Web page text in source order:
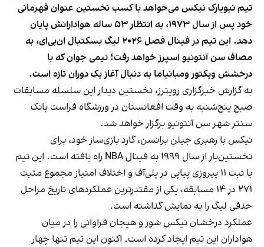
تیم نیویارک نیکس می‌خواهد با کسب نخستین عنوان قهرمانی
خود پس از سال ۱۹۷۳، به انتظار ۵۳ ساله هوادارانش پایان
دهد. این تیم در فینال فصل ۲۰۲۶ لیگ بسکتبال ان‌بی‌ای، به
مصاف سن آنتونیو اسپرز خواهد رفت؛ تیمی جوان که با
درخشش ویکتور ومبانیاما به دنبال آغاز یک دوران تازه است.
به گزارش خبرگزاری رویترز، نخستین دیدار این سلسله مسابقات
صبح پنج‌شنبه به وقت افغانستان در ورزشگاه فراست بانک
سنتر شهر سن آنتونیو برگزار خواهد شد.
نیکس با رهبری جیلن برانسن، گارد بازی‌ساز خود، برای
نخستین‌بار از سال ۱۹۹۹ به فینال NBA راه یافته است. این تیم
با ثبت ۱۱ پیروزی پیاپی در پلی‌آف و اختلاف امتیاز مجموع مثبت
۲۷۱ در ۱۴ مسابقه، یکی از مقتدرترین عملکردهای تاریخ مراحل
حذفی لیگ را به نمایش گذاشته است.
عملکرد درخشان نیکس شور و هیجان فراوانی را در میان
هواداران این تیم ایجاد کرده است. اکنون این تیم تنها چهار